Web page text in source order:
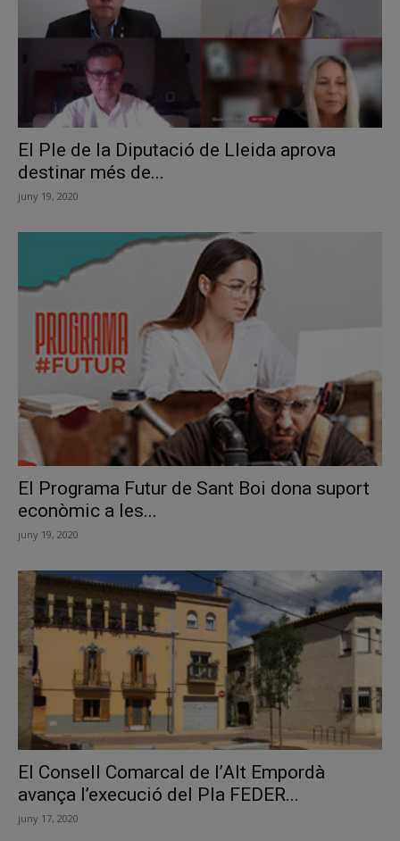
El Ple de la Diputació de Lleida aprova
destinar més de...
juny 19, 2020
El Programa Futur de Sant Boi dona suport
econòmic a les...
juny 19, 2020
El Consell Comarcal de l’Alt Empordà
avança l’execució del Pla FEDER...
juny 17, 2020